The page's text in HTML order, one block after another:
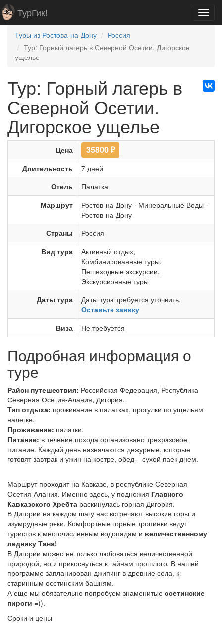
ТурГик!
Туры из Ростова-на-Дону
Россия
Тур: Горный лагерь в Северной Осетии. Дигорское
ущелье
Тур: Горный лагерь в
Северной Осетии.
Дигорское ущелье
Цена 35800₽
Длительность
7 дней
Отель
Палатка
Маршрут
Ростов-на-Дону - Минеральные Воды -
Ростов-на-Дону
Страны
Россия
Вид тура
Активный отдых,
Комбинированные туры,
Пешеходные экскурсии,
Экскурсионные туры
Даты тура
Даты тура требуется уточнить.
Оставьте заявку
Виза
Не требуется
Подробная информация о
туре
Район путешествия: Российская Федерация, Республика
Северная Осетия-Алания, Дигория.
Тип отдыха: проживание в палатках, прогулки по ущельям
налегке.
Проживание: палатки.
Питание: в течение похода организовано трехразовое
питание. Каждый день назначаются дежурные, которые
готовят завтрак и ужин на костре, обед – сухой паек днем.
Маршрут проходит на Кавказе, в республике Северная
Осетия-Алания. Именно здесь, у подножия Главного
Кавказского Хребта раскинулась горная Дигория.
В Дигории на каждом шагу нас встречают высокие горы и
изумрудные реки. Комфортные горные тропинки ведут
туристов к многочисленным водопадам и величественному
леднику Тана!
В Дигории можно не только любоваться величественной
природой, но и прикоснуться к тайнам прошлого. В нашей
программе запланирован джипинг в древние села, к
старинным осетинским башням.
А еще мы обязательно попробуем знаменитые осетинские
пироги =)).
Сроки и цены